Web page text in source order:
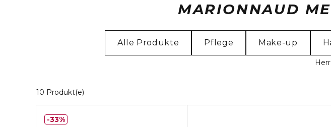
MARIONNAUD
Alle Produkte Pflege Make-up
10 Produkt(e)
33%